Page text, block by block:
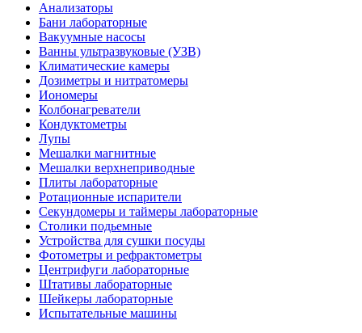
Анализаторы
Бани лабораторные
Вакуумные насосы
Ванны ультразвуковые (УЗВ)
Климатические камеры
Дозиметры и нитратомеры
Иономеры
Колбонагреватели
Кондуктометры
Лупы
Мешалки магнитные
Мешалки верхнеприводные
Плиты лабораторные
Ротационные испарители
Секундомеры и таймеры лабораторные
Столики подьемные
Устройства для сушки посуды
Фотометры и рефрактометры
Центрифуги лабораторные
Штативы лабораторные
Шейкеры лабораторные
Испытательные машины